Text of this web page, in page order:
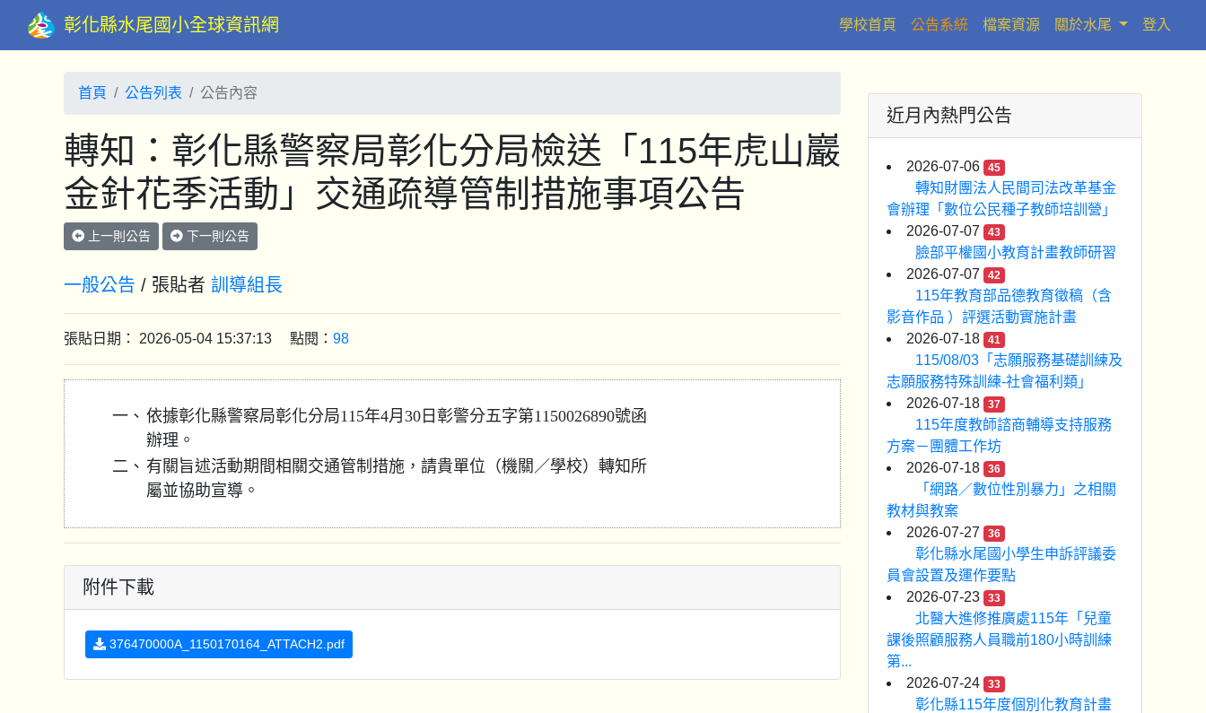
彰化縣水尾國小全球資訊網 學校首頁 (current)
公告系統 檔案資源 關於水尾 登入
首頁 公告列表 公告內容
轉知：彰化縣警察局彰化分局檢送「115年虎山巖
金針花季活動」交通疏導管制措施事項公告
上一則公告 下一則公告
一般公告 / 張貼者 訓導組長
張貼日期： 2026-05-04 15:37:13 點閱： 98
一、 依據彰化縣警察局彰化分局115年4月30日彰警分五字第1150026890號函
辦理。
二、 有關旨述活動期間相關交通管制措施，請貴單位（機關／學校）轉知所
屬並協助宣導。
附件下載
376470000A_1150170164_ATTACH2.pdf
近月內熱門公告
2026-07-06 45
轉知財團法人民間司法改革基金
會辦理「數位公民種子教師培訓營」
2026-07-07
43
臉部平權國小教育計畫教師研習
2026-07-07
42
115年教育部品德教育徵稿（含
影音作品 ）評選活動實施計畫
2026-07-18
41
115/08/03「志願服務基礎訓練及
志願服務特殊訓練-社會福利類」
2026-07-18
37
115年度教師諮商輔導支持服務
方案－團體工作坊
2026-07-18
36
「網路／數位性別暴力」之相關
教材與教案
2026-07-27
36
彰化縣水尾國小學生申訴評議委
員會設置及運作要點
2026-07-23
33
北醫大進修推廣處115年「兒童
課後照顧服務人員職前180小時訓練
第...
2026-07-24
33
彰化縣115年度個別化教育計畫